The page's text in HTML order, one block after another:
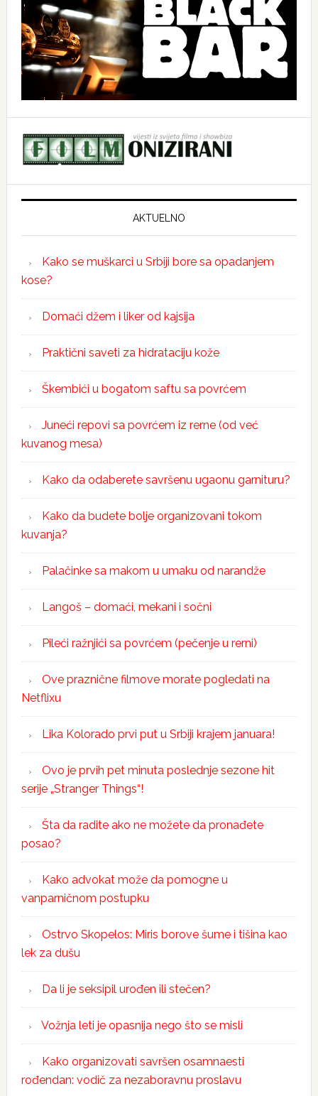
AKTUELNO
Kako se muškarci u Srbiji bore sa opadanjem
kose?
Domaći džem i liker od kajsija
Praktični saveti za hidrataciju kože
Škembići u bogatom saftu sa povrćem
Juneći repovi sa povrćem iz rerne (od već
kuvanog mesa)
Kako da odaberete savršenu ugaonu garnituru?
Kako da budete bolje organizovani tokom
kuvanja?
Palačinke sa makom u umaku od narandže
Langoš – domaći, mekani i sočni
Pileći ražnjići sa povrćem (pečenje u rerni)
Ove praznične filmove morate pogledati na
Netflixu
Lika Kolorado prvi put u Srbiji krajem januara!
Ovo je prvih pet minuta poslednje sezone hit
serije „Stranger Things“!
Šta da radite ako ne možete da pronađete
posao?
Kako advokat može da pomogne u
vanparničnom postupku
Ostrvo Skopelos: Miris borove šume i tišina kao
lek za dušu
Da li je seksipil urođen ili stečen?
Vožnja leti je opasnija nego što se misli
Kako organizovati savršen osamnaesti
rođendan: vodič za nezaboravnu proslavu